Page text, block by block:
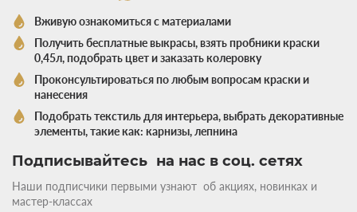
Вживую ознакомиться с материалами
Получить бесплатные выкрасы, взять пробники краски
0,45л, подобрать цвет и заказать колеровку
Проконсультироваться по любым вопросам краски и
нанесения
Подобрать текстиль для интерьера, выбрать декоративные
элементы, такие как: карнизы, лепнина
Подписывайтесь на нас в соц. сетях
Наши подписчики первыми узнают об акциях, новинках и
мастер-классах